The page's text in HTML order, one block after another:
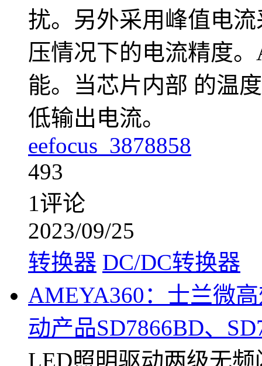
扰。另外采用峰值电
压情况下的电流精度
能。当芯片内部 的温
低输出电流。
eefocus_3878858
493
1评论
2023/09/25
转换器 DC/DC转换器
AMEYA360：士兰微
动产品SD7866BD、
LED照明驱动两级无